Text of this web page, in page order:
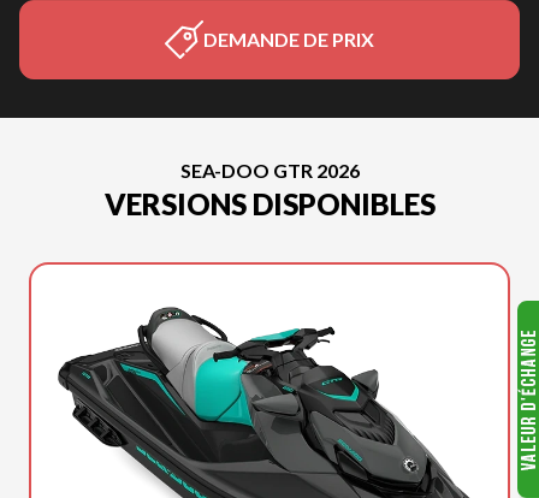
DEMANDE DE PRIX
SEA-DOO GTR 2026
VERSIONS DISPONIBLES